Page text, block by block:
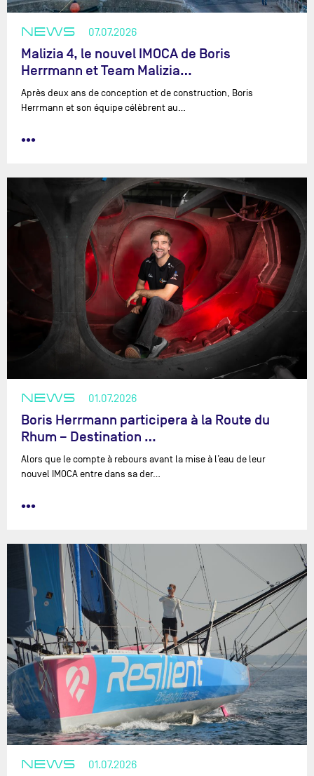
NEWS 07.07.2026
Malizia 4, le nouvel IMOCA de Boris
Herrmann et Team Malizia…
Après deux ans de conception et de construction, Boris
Herrmann et son équipe célèbrent au…
•••
NEWS 01.07.2026
Boris Herrmann participera à la Route du
Rhum – Destination …
Alors que le compte à rebours avant la mise à l’eau de leur
nouvel IMOCA entre dans sa der…
•••
NEWS 01.07.2026